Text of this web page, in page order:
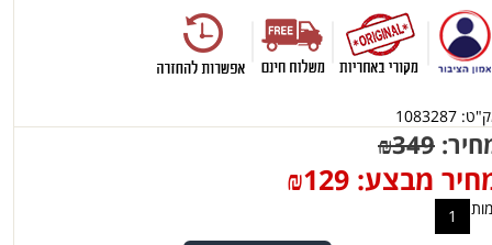
1083287
₪349
מבצע: ₪129